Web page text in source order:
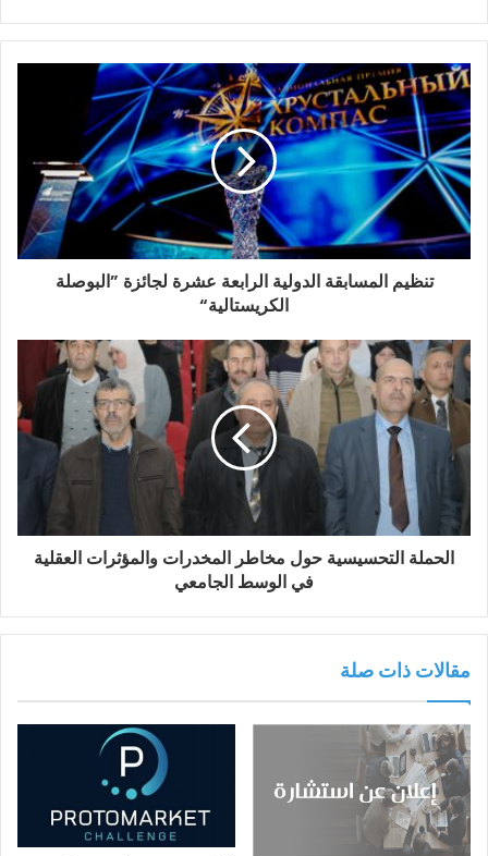
تنظيم المسابقة الدولية الرابعة عشرة لجائزة ”البوصلة
الكريستالية“
الحملة التحسيسية حول مخاطر المخدرات والمؤثرات العقلية
في الوسط الجامعي
مقالات ذات صلة